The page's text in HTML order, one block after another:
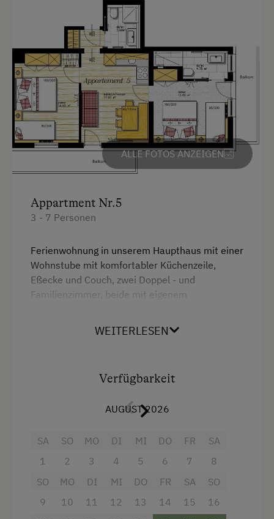
ALLE FOTOS ANZEIGEN
Appartment Nr.5
3 - 7 Personen
Ferienwohnung in unserem Haupthaus mit einer
Wohnstube mit komfortabler Küchenzeile,
Eßecke und Couch, zwei Doppel - und
Familienzimmer, beide mit eigenem
Südbalkon mit Bergpanorama - Ausblick
Aussicht auf eine Berglandschaft
Balkon/Terrasse
Dusche
Fernseher
WEITERLESEN
Verfügbarkeit
AUGUST 2026
SA
1
SO
2
MO
3
DI
4
MI
5
DO
6
FR
7
SA
8
SO
9
MO
10
DI
11
MI
12
DO
13
FR
14
SA
15
SO
16